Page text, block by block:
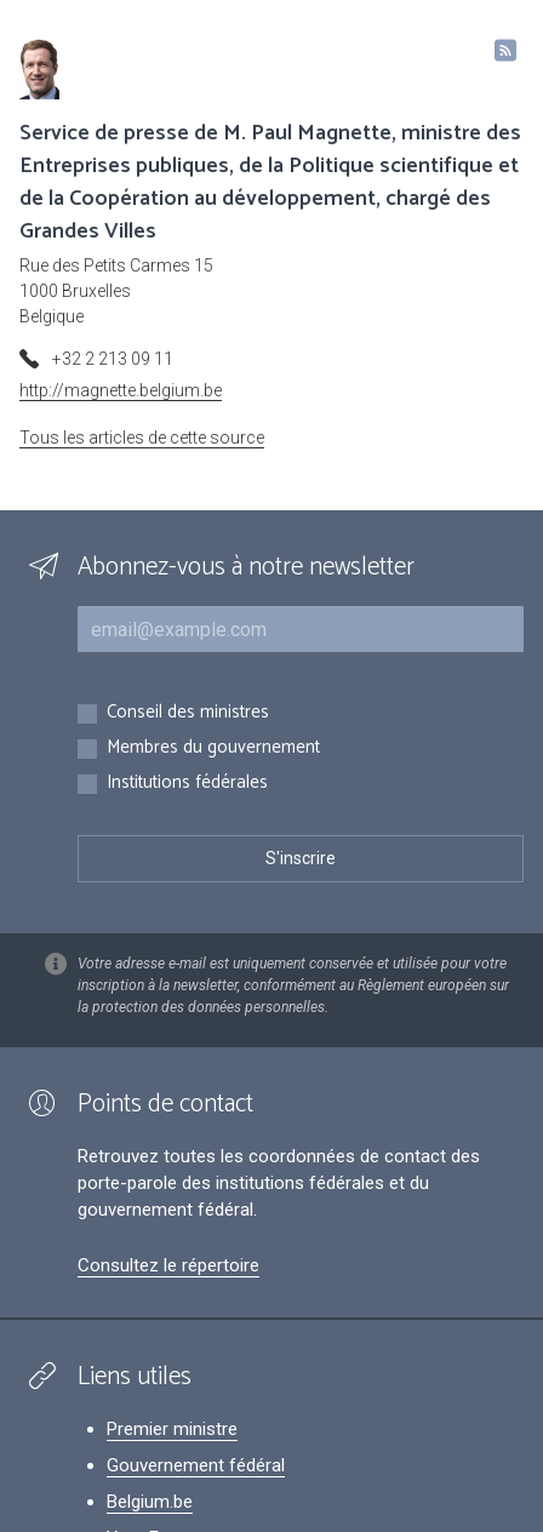
Service de presse de M. Paul Magnette, ministre des
Entreprises publiques, de la Politique scientifique et
de la Coopération au développement, chargé des
Grandes Villes
Rue des Petits Carmes 15
1000 Bruxelles
Belgique
+32 2 213 09 11
http://magnette.belgium.be
Tous les articles de cette source
Abonnez-vous à notre newsletter
Courriel
Inscriptions
Conseil des ministres
Membres du gouvernement
Institutions fédérales
Votre adresse e-mail est uniquement conservée et utilisée pour votre
inscription à la newsletter, conformément au Règlement européen sur
la protection des données personnelles.
Points de contact
Retrouvez toutes les coordonnées de contact des
porte-parole des institutions fédérales et du
gouvernement fédéral.
Consultez le répertoire
Liens utiles
Premier ministre
Gouvernement fédéral
Belgium.be